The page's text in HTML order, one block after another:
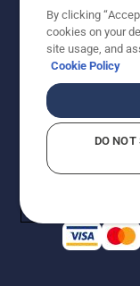
viste priser er
forbehold for
stræber efter
dette
vejledende
Bekendtgørelse
By clicking
cookies on your
site usage, and
Cookie Policy
DO NOT